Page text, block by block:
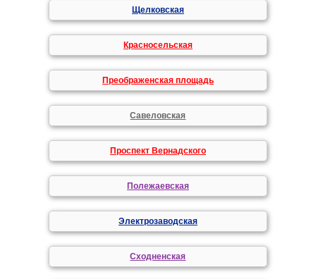
Щелковская
Красносельская
Преображенская площадь
Савеловская
Проспект Вернадского
Полежаевская
Электрозаводская
Сходненская